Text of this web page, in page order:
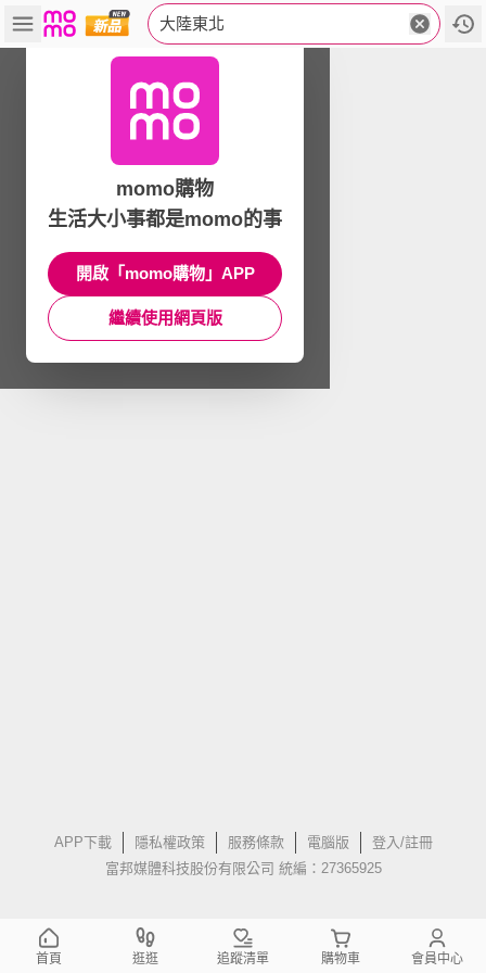
大陸東北
APP下載 隱私權政策 服務條款 電腦版
登入/註冊
富邦媒體科技股份有限公司 統編：27365925
momo購物
生活大小事都是momo的事
開啟「momo購物」APP
繼續使用網頁版
首頁 逛逛 追蹤清單 購物車 會員中心